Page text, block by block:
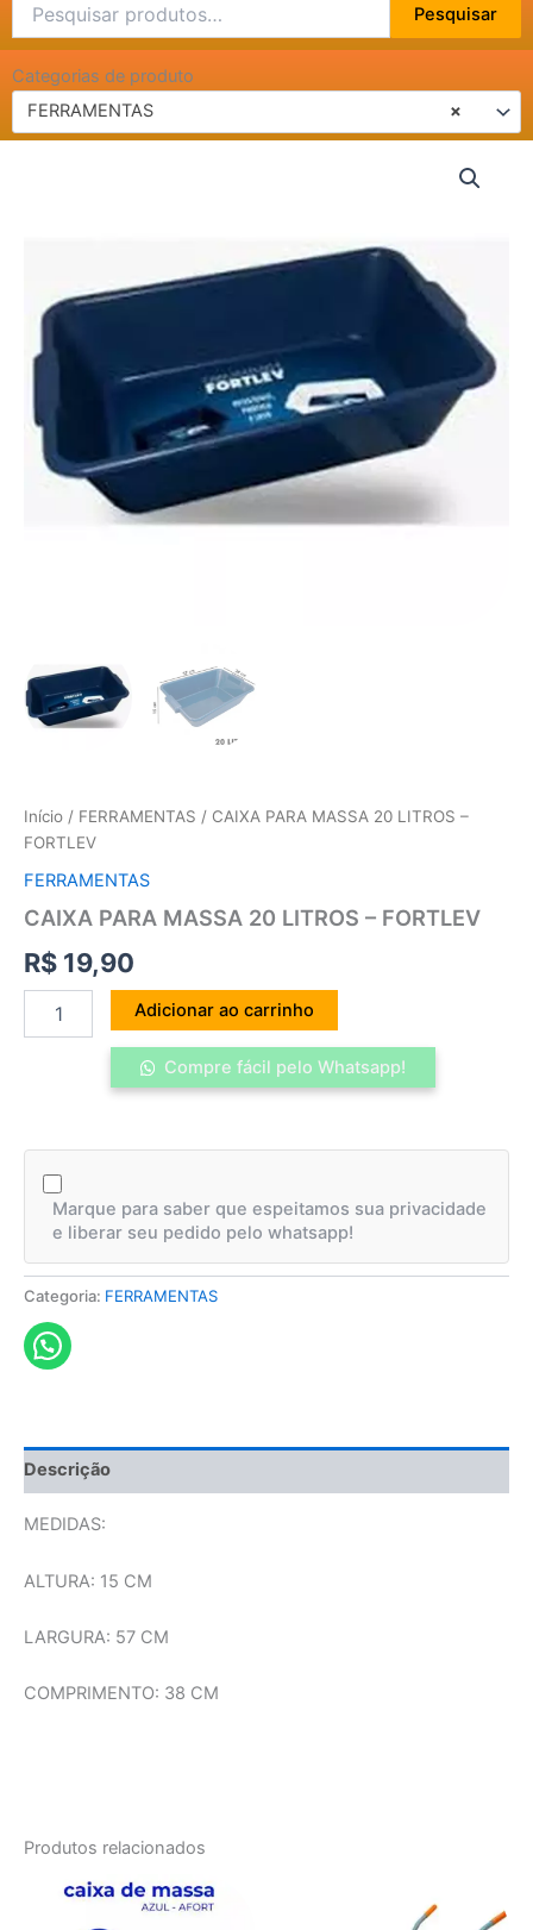
por:
Pesquisar
Categorias de produto
×
FERRAMENTAS
Início / FERRAMENTAS / CAIXA PARA MASSA 20 LITROS –
FORTLEV
FERRAMENTAS
CAIXA PARA MASSA 20 LITROS – FORTLEV
R$ 19,90
FORTLEV
quantidade
Adicionar ao carrinho
Compre fácil pelo Whatsapp!
Marque para saber que espeitamos sua privacidade
e liberar seu pedido pelo whatsapp!
Categoria: FERRAMENTAS
Descrição
MEDIDAS:
ALTURA: 15 CM
LARGURA: 57 CM
COMPRIMENTO: 38 CM
Produtos relacionados